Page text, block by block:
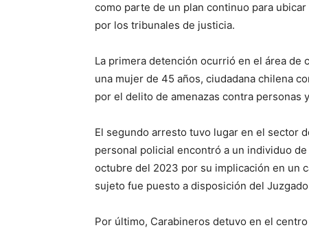
como parte de un plan continuo para
por los tribunales de justicia.
La primera detención ocurrió en el área de
una mujer de 45 años, ciudadana chilena
por el delito de amenazas contra personas
El segundo arresto tuvo lugar en el sector
personal policial encontró a un individuo
octubre del 2023 por su implicación en un
sujeto fue puesto a disposición del
Por último, Carabineros detuvo en el